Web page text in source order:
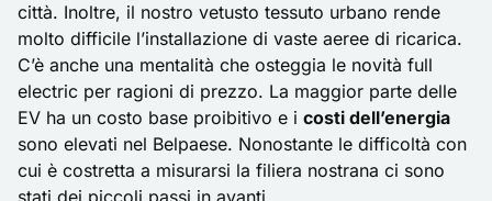
città. Inoltre, il nostro vetusto tessuto urbano rende
molto difficile l’installazione di vaste aeree di ricarica.
C’è anche una mentalità che osteggia le novità full
electric per ragioni di prezzo. La maggior parte delle
EV ha un costo base proibitivo e i costi dell’energia
sono elevati nel Belpaese. Nonostante le difficoltà con
cui è costretta a misurarsi la filiera nostrana ci sono